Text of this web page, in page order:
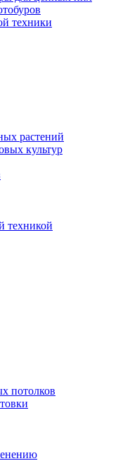
техники
растений
культур
техникой
потолков